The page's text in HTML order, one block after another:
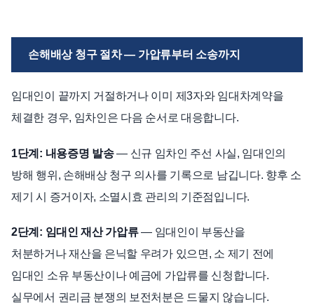
손해배상 청구 절차 — 가압류부터 소송까지
임대인이 끝까지 거절하거나 이미 제3자와 임대차계약을
체결한 경우, 임차인은 다음 순서로 대응합니다.
1단계: 내용증명 발송— 신규 임차인 주선 사실, 임대인의
방해 행위, 손해배상 청구 의사를 기록으로 남깁니다. 향후 소
제기 시 증거이자, 소멸시효 관리의 기준점입니다.
2단계: 임대인 재산 가압류— 임대인이 부동산을
처분하거나 재산을 은닉할 우려가 있으면, 소 제기 전에
임대인 소유 부동산이나 예금에 가압류를 신청합니다.
실무에서 권리금 분쟁의 보전처분은 드물지 않습니다.